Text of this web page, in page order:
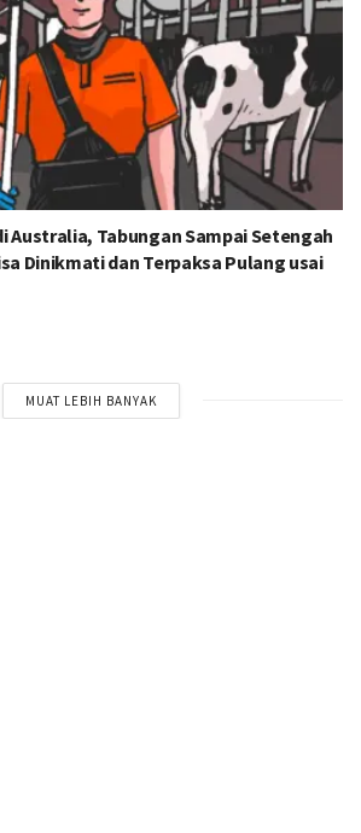
Australia, Tabungan Sampai Setengah
Dinikmati dan Terpaksa Pulang usai
MUAT LEBIH BANYAK